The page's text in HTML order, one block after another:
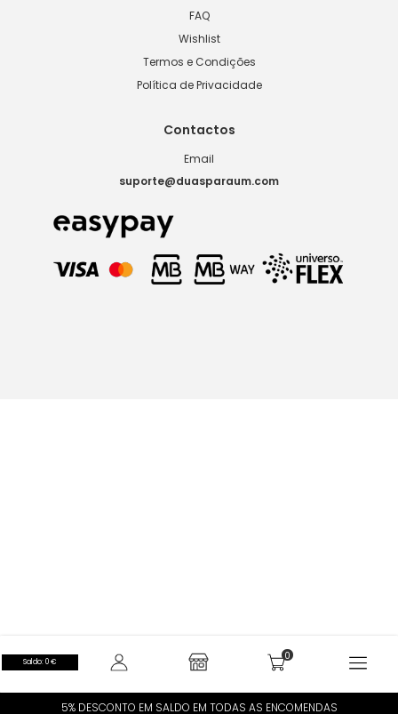
5% DESCONTO EM SALDO EM TODAS AS ENCOMENDAS​
Saldo: 0 €
FAQ
Wishlist
Termos e Condições
Política de Privacidade
Contactos
Email
suporte@duasparaum.com